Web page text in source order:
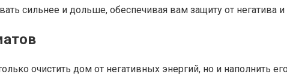
сильнее и дольше, обеспечивая вам защиту от негатива
очистить дом от негативных энергий, но и наполнить